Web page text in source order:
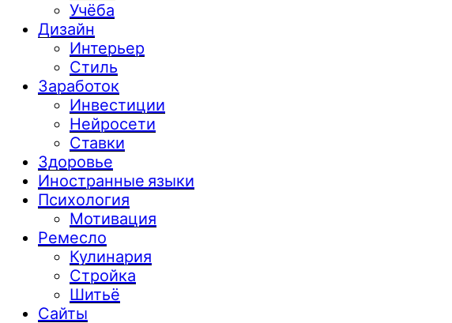
Учёба
Дизайн
Интерьер
Стиль
Заработок
Инвестиции
Нейросети
Ставки
Здоровье
Иностранные языки
Психология
Мотивация
Ремесло
Кулинария
Стройка
Шитьё
Сайты